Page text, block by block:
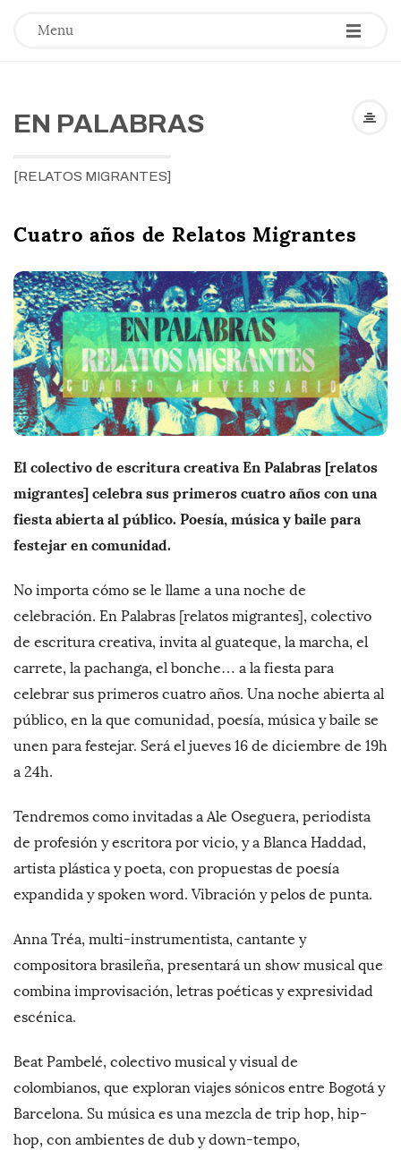
Menu -
-
-
EN PALABRAS
[RELATOS MIGRANTES]
Cuatro años de Relatos Migrantes
El colectivo de escritura creativa En Palabras [relatos
migrantes] celebra sus primeros cuatro años con una
fiesta abierta al público. Poesía, música y baile para
festejar en comunidad.
No importa cómo se le llame a una noche de
celebración. En Palabras [relatos migrantes], colectivo
de escritura creativa, invita al guateque, la marcha, el
carrete, la pachanga, el bonche… a la fiesta para
celebrar sus primeros cuatro años. Una noche abierta al
público, en la que comunidad, poesía, música y baile se
unen para festejar. Será el jueves 16 de diciembre de 19h
a 24h.
Tendremos como invitadas a Ale Oseguera, periodista
de profesión y escritora por vicio, y a Blanca Haddad,
artista plástica y poeta, con propuestas de poesía
expandida y spoken word. Vibración y pelos de punta.
Anna Tréa, multi-instrumentista, cantante y
compositora brasileña, presentará un show musical que
combina improvisación, letras poéticas y expresividad
escénica.
Beat Pambelé, colectivo musical y visual de
colombianos, que exploran viajes sónicos entre Bogotá y
Barcelona. Su música es una mezcla de trip hop, hip-
hop, con ambientes de dub y down-tempo,